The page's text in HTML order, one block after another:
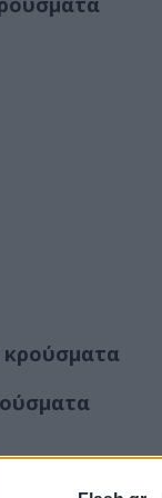
κρούσματα
των